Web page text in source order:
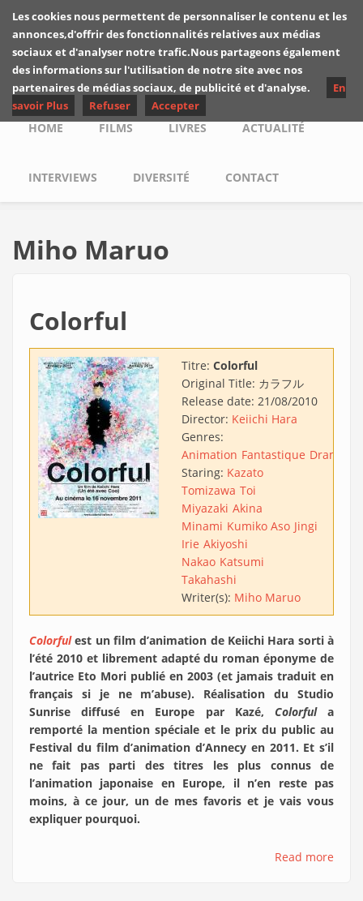
Skip to main content
Les critiques de
Yuyine
Main menu
HOME FILMS LIVRES ACTUALITÉ
INTERVIEWS DIVERSITÉ CONTACT
Miho Maruo
Colorful
Titre: Colorful
Original Title: カラフル
Release date: 21/08/2010
Director: Keiichi Hara
Genres:
Animation Fantastique Drame
Staring: Kazato
Tomizawa Toi
Miyazaki Akina
Minami Kumiko Aso Jingi
Irie Akiyoshi
Nakao Katsumi
Takahashi
Writer(s): Miho Maruo
Colorfulest un film d’animation de Keiichi Hara sorti à
l’été 2010 et librement adapté du roman éponyme de
l’autrice Eto Mori publié en 2003 (et jamais traduit en
français si je ne m’abuse). Réalisation du Studio
Sunrise diffusé en Europe par Kazé, Colorfula
remporté la mention spéciale et le prix du public au
Festival du film d’animation d’Annecy en 2011. Et s’il
ne fait pas parti des titres les plus connus de
l’animation japonaise en Europe, il n’en reste pas
moins, à ce jour, un de mes favoris et je vais vous
expliquer pourquoi.
Read more
Les cookies nous permettent de personnaliser le contenu et les
annonces,d'offrir des fonctionnalités relatives aux médias
sociaux et d'analyser notre trafic.Nous partageons également
des informations sur l'utilisation de notre site avec nos
partenaires de médias sociaux, de publicité et d'analyse.
En
savoir Plus
Refuser Accepter